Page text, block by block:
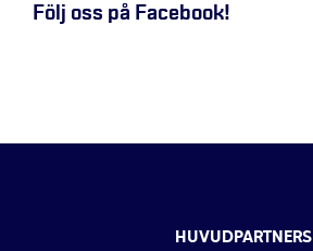
Följ oss på Facebook!
HUVUDPARTNERS